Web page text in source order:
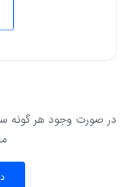
در صورت وجود هر گونه